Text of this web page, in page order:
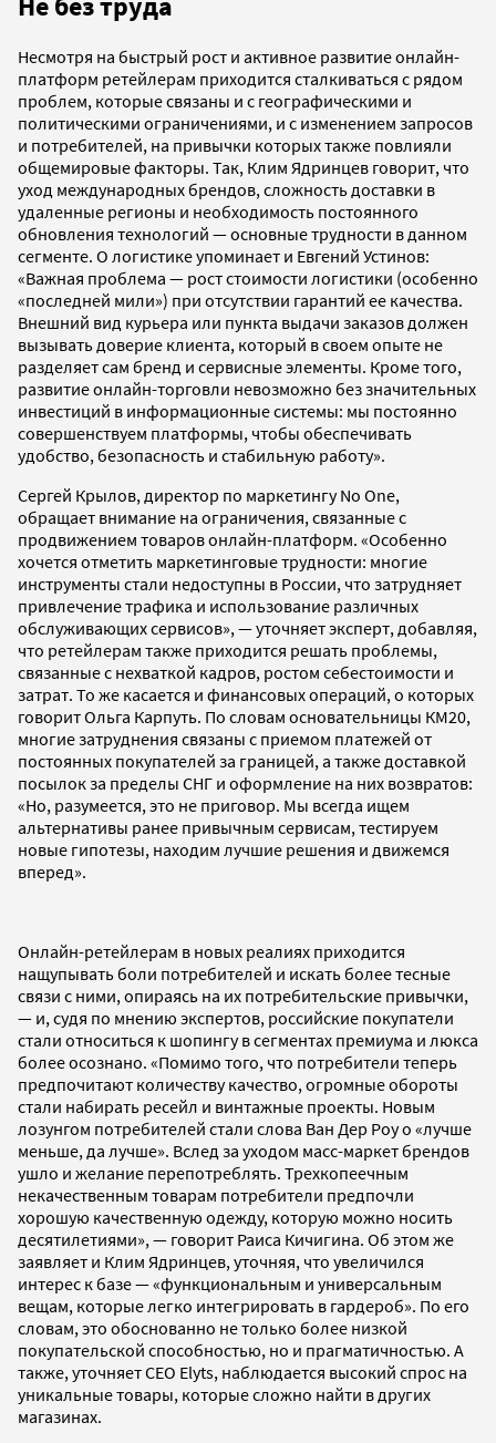
Несмотря на быстрый рост и активное развитие онлайн-
платформ ретейлерам приходится сталкиваться с рядом
проблем, которые связаны и с географическими и
политическими ограничениями, и с изменением запросов
и потребителей, на привычки которых также повлияли
общемировые факторы. Так, Клим Ядринцев говорит, что
уход международных брендов, сложность доставки в
удаленные регионы и необходимость постоянного
обновления технологий — основные трудности в данном
сегменте. О логистике упоминает и Евгений Устинов:
«Важная проблема — рост стоимости логистики (особенно
«последней мили») при отсутствии гарантий ее качества.
Внешний вид курьера или пункта выдачи заказов должен
вызывать доверие клиента, который в своем опыте не
разделяет сам бренд и сервисные элементы. Кроме того,
развитие онлайн-торговли невозможно без значительных
инвестиций в информационные системы: мы постоянно
совершенствуем платформы, чтобы обеспечивать
удобство, безопасность и стабильную работу».
Сергей Крылов, директор по маркетингу No One,
обращает внимание на ограничения, связанные с
продвижением товаров онлайн-платформ. «Особенно
хочется отметить маркетинговые трудности: многие
инструменты стали недоступны в России, что затрудняет
привлечение трафика и использование различных
обслуживающих сервисов», — уточняет эксперт, добавляя,
что ретейлерам также приходится решать проблемы,
связанные с нехваткой кадров, ростом себестоимости и
затрат. То же касается и финансовых операций, о которых
говорит Ольга Карпуть. По словам основательницы КМ20,
многие затруднения связаны с приемом платежей от
постоянных покупателей за границей, а также доставкой
посылок за пределы СНГ и оформление на них возвратов:
«Но, разумеется, это не приговор. Мы всегда ищем
альтернативы ранее привычным сервисам, тестируем
новые гипотезы, находим лучшие решения и движемся
вперед».
Онлайн-ретейлерам в новых реалиях приходится
нащупывать боли потребителей и искать более тесные
связи с ними, опираясь на их потребительские привычки,
— и, судя по мнению экспертов, российские покупатели
стали относиться к шопингу в сегментах премиума и люкса
более осознано. «​​Помимо того, что потребители теперь
предпочитают количеству качество, огромные обороты
стали набирать ресейл и винтажные проекты. Новым
лозунгом потребителей стали слова Ван Дер Роу о «лучше
меньше, да лучше». Вслед за уходом масс-маркет брендов
ушло и желание перепотреблять. Трехкопеечным
некачественным товарам потребители предпочли
хорошую качественную одежду, которую можно носить
десятилетиями», — говорит Раиса Кичигина. Об этом же
заявляет и Клим Ядринцев, уточняя, что увеличился
интерес к базе — «функциональным и универсальным
вещам, которые легко интегрировать в гардероб». По его
словам, это обоснованно не только более низкой
покупательской способностью, но и прагматичностью. А
также, уточняет СЕО Elyts, наблюдается высокий спрос на
уникальные товары, которые сложно найти в других
магазинах.